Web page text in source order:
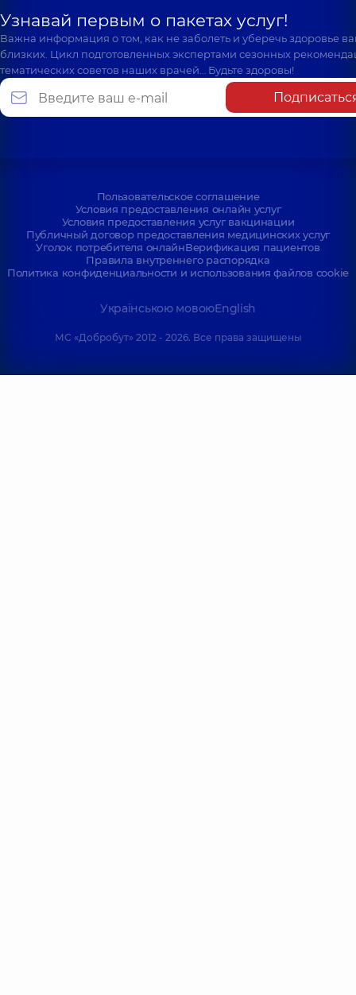
Узнавай первым о пакетах услуг!
Важна информация о том, как не заболеть и уберечь здоровье
близких. Цикл подготовленных экспертами сезонных
тематических советов наших врачей… Будьте здоровы!
Пользовательское соглашение
Условия предоставления онлайн услуг
Условия предоставления услуг вакцинации
Публичный договор предоставления медицинских услуг
Уголок потребителя онлайнВерификация пациентов
Правила внутреннего распорядка
Политика конфиденциальности и использования файлов cookie
Українською мовоюEnglish
МС «Добробут» 2012 - 2026. Все права защищены